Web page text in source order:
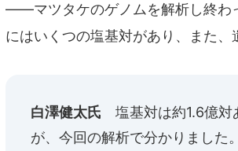
――マツタケのゲノムを解析し終わ
にはいくつの塩基対があり、また
白澤健太氏 塩基対は約1.6億対
が、今回の解析で分かりまし